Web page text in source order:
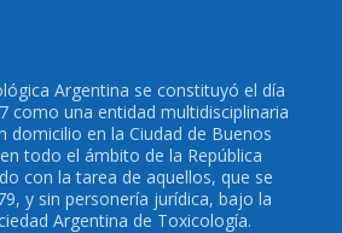
Argentina se constituyó el día
como una entidad multidisciplinaria
domicilio en la Ciudad de Buenos
todo el ámbito de la República
con la tarea de aquellos, que se
y sin personería jurídica, bajo la
Argentina de Toxicología.